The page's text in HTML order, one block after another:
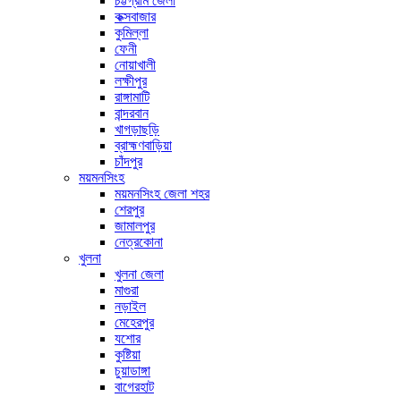
কক্সবাজার
কুমিল্লা
ফেনী
নোয়াখালী
লক্ষীপুর
রাঙ্গামাটি
বান্দরবান
খাগড়াছড়ি
ব্রাহ্মণবাড়িয়া
চাঁদপুর
ময়মনসিংহ
ময়মনসিংহ জেলা শহর
শেরপুর
জামালপুর
নেত্রকোনা
খুলনা
খুলনা জেলা
মাগুরা
নড়াইল
মেহেরপুর
যশোর
কুষ্টিয়া
চুয়াডাঙ্গা
বাগেরহাট